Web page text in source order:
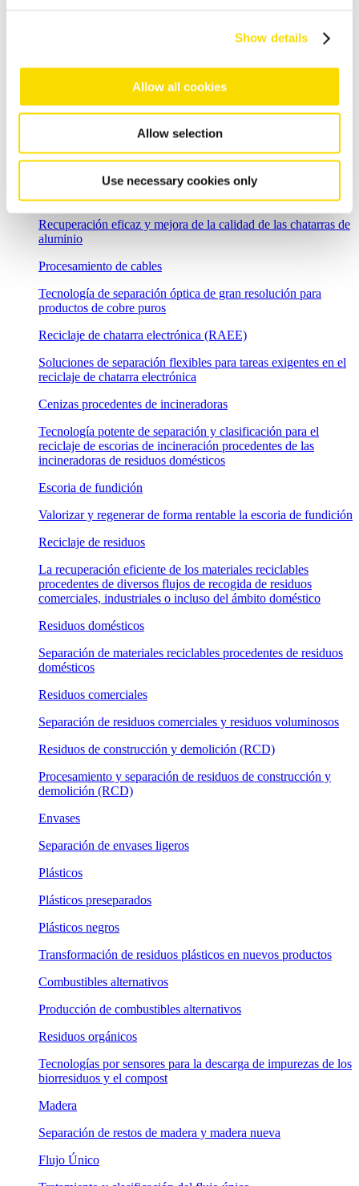
Show details
Allow all cookies
Allow selection
Use necessary cookies only
Ámbito del automóvil
Las soluciones para el reciclaje de residuos de fragmentadora
Reciclaje de metales no férricos
Reciclaje de aluminio
Recuperación eficaz y mejora de la calidad de las chatarras de
aluminio
Procesamiento de cables
Tecnología de separación óptica de gran resolución para
productos de cobre puros
Reciclaje de chatarra electrónica (RAEE)
Soluciones de separación flexibles para tareas exigentes en el
reciclaje de chatarra electrónica
Cenizas procedentes de incineradoras
Tecnología potente de separación y clasificación para el
reciclaje de escorias de incineración procedentes de las
incineradoras de residuos domésticos
Escoria de fundición
Valorizar y regenerar de forma rentable la escoria de fundición
Reciclaje de residuos
La recuperación eficiente de los materiales reciclables
procedentes de diversos flujos de recogida de residuos
comerciales, industriales o incluso del ámbito doméstico
Residuos domésticos
Separación de materiales reciclables procedentes de residuos
domésticos
Residuos comerciales
Separación de residuos comerciales y residuos voluminosos
Residuos de construcción y demolición (RCD)
Procesamiento y separación de residuos de construcción y
demolición (RCD)
Envases
Separación de envases ligeros
Plásticos
Plásticos preseparados
Plásticos negros
Transformación de residuos plásticos en nuevos productos
Combustibles alternativos
Producción de combustibles alternativos
Residuos orgánicos
Tecnologías por sensores para la descarga de impurezas de los
biorresiduos y el compost
Madera
Separación de restos de madera y madera nueva
Flujo Único